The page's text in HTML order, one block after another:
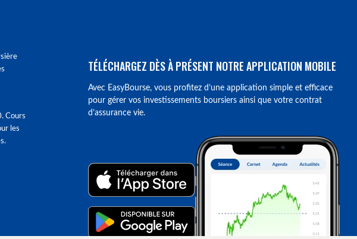
Cours
les
TÉLÉCHARGEZ DÈS À PRÉSENT NOTRE APPLICATION MOBILE
Avec EasyBourse, vous profitez d’une application simple et efficace
pour gérer vos investissements boursiers ainsi que votre contrat
d’assurance vie.
les réglementations. Personnalisez vos préférences pour contrôler la manière dont